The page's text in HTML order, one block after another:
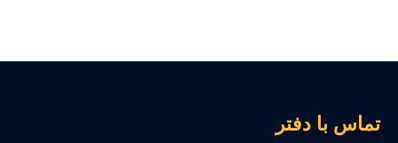
با دفتر